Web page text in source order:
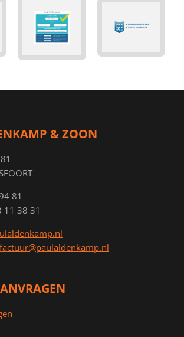
& ZOON
81
11 38 31
factuur@paulaldenkamp.nl